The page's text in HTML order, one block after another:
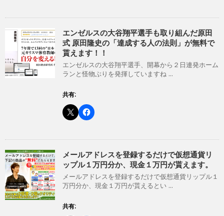
エンゼルスの大谷翔平選手も取り組んだ原田
式 原田隆史の「達成する人の法則」が無料で
貰えます！！
エンゼルスの大谷翔平選手、開幕から２日連発ホーム
ランと怪物ぶりを発揮していますね ...
共有:
メールアドレスを登録するだけで仮想通貨リ
ップル１万円分か、現金１万円が貰えます。
メールアドレスを登録するだけで仮想通貨リップル１
万円分か、現金１万円が貰えるとい ...
共有: